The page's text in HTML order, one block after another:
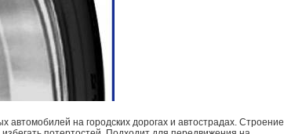
автомобилей на городских дорогах и автострадах. Строение